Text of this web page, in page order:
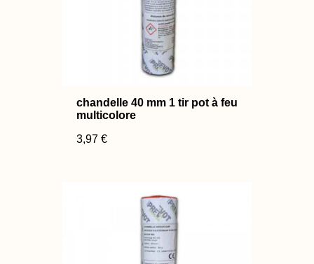
chandelle 40 mm 1 tir pot à feu
multicolore
3,97 €